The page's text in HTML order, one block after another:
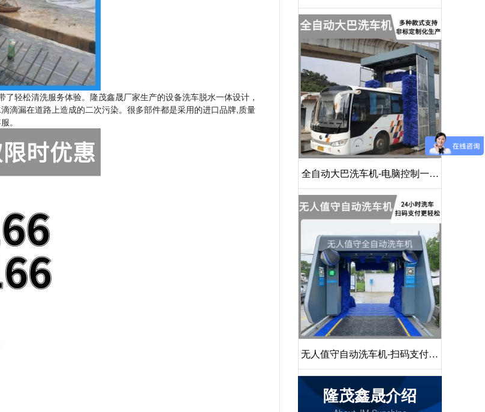
轻松清洗服务体验。隆茂鑫晟厂家生产的设备洗车脱水一体设计，
滴漏在道路上造成的二次污染。很多部件都是采用的进口品牌,质量
。
洁净方案[隆茂鑫晟]
全自动大巴洗车机-电脑控制一键
启动清洗[隆茂鑫晟]
无人值守自动洗车机-扫码支付24
小时不停机洗车[隆茂鑫晟]
隆茂鑫晟介绍